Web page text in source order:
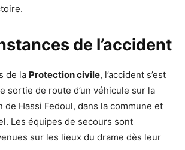
de l’accident
de la Protection civile, l’accident s’est
sortie de route d’un véhicule sur la
de Hassi Fedoul, dans la commune et
Les équipes de secours sont
sur les lieux du drame dès leur